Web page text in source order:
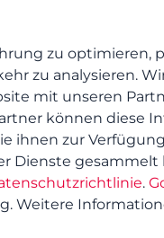
zu optimieren,
zu analysieren.
mit unseren
können diese
ihnen zur
Dienste gesammelt
.
Weitere